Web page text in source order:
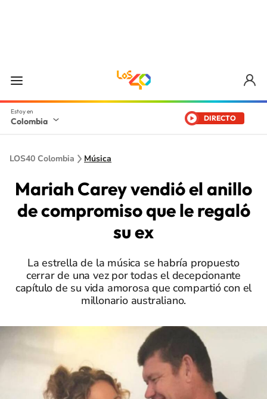
Colombia DIRECTO
LOS40 Colombia Música
Mariah Carey vendió el anillo
de compromiso que le regaló
su ex
La estrella de la música se habría propuesto
cerrar de una vez por todas el decepcionante
capítulo de su vida amorosa que compartió con el
millonario australiano.